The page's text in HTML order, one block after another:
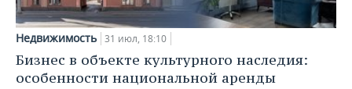
Недвижимость 31 июл, 18:10
Бизнес в объекте культурного наследия:
особенности национальной аренды